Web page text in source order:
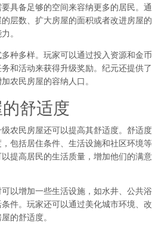
具备足够的空间来容纳更多的居民。通
层数、扩大房屋的面积或者改进房屋的
。
种多样。玩家可以通过投入资源和金币
和活动来获得升级奖励。纪元还提供了
农民房屋的容纳人口。
舒适度
农民房屋还可以提高其舒适度。舒适度
包括居住条件、生活设施和社区环境等
提高居民的生活质量，增加他们的满意
以增加一些生活设施，如水井、公共浴
件。玩家还可以通过美化城市环境、改
的舒适度。